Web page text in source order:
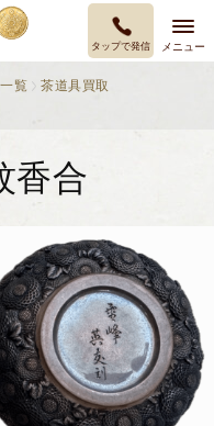
タップで発信 メニュー
覧
茶道具買取
香合